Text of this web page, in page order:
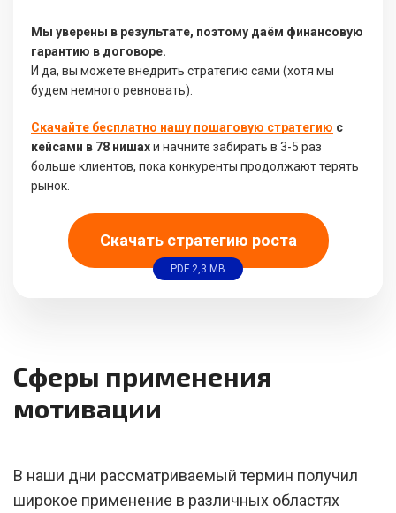
Мы уверены в результате, поэтому даём финансовую
гарантию в договоре.
И да, вы можете внедрить стратегию сами (хотя мы
будем немного ревновать).
Скачайте бесплатно нашу пошаговую стратегию с
кейсами в 78 нишахи начните забирать в 3-5 раз
больше клиентов, пока конкуренты продолжают терять
рынок.
Скачать стратегию роста
PDF 2,3 MB
Сферы применения
мотивации
В наши дни рассматриваемый термин получил
широкое применение в различных областях